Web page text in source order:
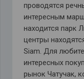
проводятся
интересным
находится парк
центры
Siam. Для
интересных
рынок Чатучак,